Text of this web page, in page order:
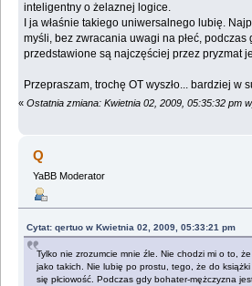
inteligentny o żelaznej logice.
I ja właśnie takiego uniwersalnego lubię.
myśli, bez zwracania uwagi na płeć,
przedstawione są najczęściej przez pryzmat
Przepraszam, trochę OT wyszło... bardziej w
« Ostatnia zmiana: Kwietnia 02, 2009, 05:35:32 pm
Q
YaBB Moderator
Cytat: qertuo w Kwietnia 02, 2009, 05:33:21 pm
Tylko nie zrozumcie mnie źle. Nie chodzi mi o to,
jako takich. Nie lubię po prostu, tego, że do
się płciowość. Podczas gdy bohater-mężczyzna